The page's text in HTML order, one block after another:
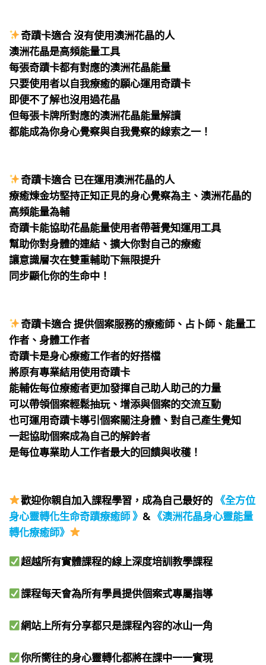
奇蹟卡適合 沒有使用澳洲花晶的人
澳洲花晶是高頻能量工具
每張奇蹟卡都有對應的澳洲花晶能量
只要使用者以自我療癒的願心運用奇蹟卡
即便不了解也沒用過花晶
但每張卡牌所對應的澳洲花晶能量解讀
都能成為你身心覺察與自我覺察的線索之一！
奇蹟卡適合 已在運用澳洲花晶的人
療癒煉金坊堅持正知正見的身心覺察為主、澳洲花晶的
高頻能量為輔
奇蹟卡能協助花晶能量使用者帶著覺知運用工具
幫助你對身體的連結、擴大你對自己的療癒
讓意識層次在雙重輔助下無限提升
同步顯化你的生命中！
奇蹟卡適合 提供個案服務的療癒師、占卜師、能量工
作者、身體工作者
奇蹟卡是身心療癒工作者的好搭檔
將原有專業結用使用奇蹟卡
能輔佐每位療癒者更加發揮自己助人助己的力量
可以帶領個案輕鬆抽玩、增添與個案的交流互動
也可運用奇蹟卡導引個案關注身體、對自己產生覺知
一起協助個案成為自己的解鈴者
是每位專業助人工作者最大的回饋與收穫！
歡迎你親自加入課程學習，成為自己最好的 《全方位
身心靈轉化生命奇蹟療癒師 》 & 《澳洲花晶身心靈能量
轉化療癒師》
超越所有實體課程的線上深度培訓教學課程​
課程每天會為所有學員提供個案式專屬指導​
網站上所有分享都只是課程內容的冰山一角​
你所嚮往的身心靈轉化都將在課中一一實現​